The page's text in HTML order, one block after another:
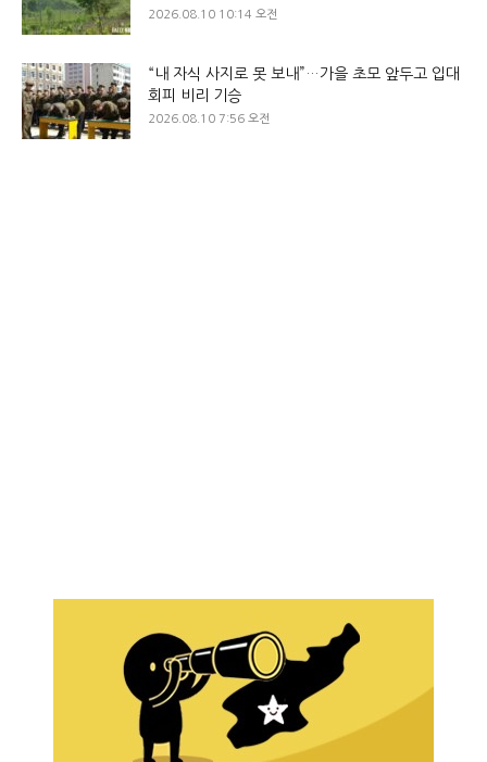
2026.08.10 10:14 오전
“내 자식 사지로 못 보내”…가을 초모 앞두고 입대
회피 비리 기승
2026.08.10 7:56 오전